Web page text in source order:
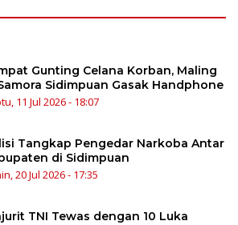
Gunting Celana Korban, Maling
Sidimpuan Gasak Handphone
11 Jul 2026 - 18:07
Tangkap Pengedar Narkoba Antar
di Sidimpuan
20 Jul 2026 - 17:35
TNI Tewas dengan 10 Luka